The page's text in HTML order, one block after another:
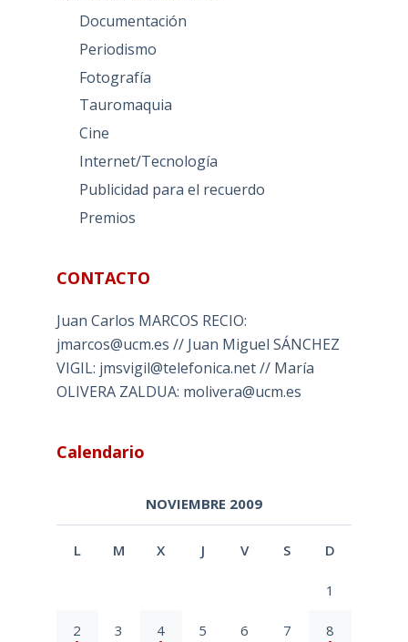
Documentación
Periodismo
Fotografía
Tauromaquia
Cine
Internet/Tecnología
Publicidad para el recuerdo
Premios
CONTACTO
Juan Carlos MARCOS RECIO:
jmarcos@ucm.es // Juan Miguel SÁNCHEZ
VIGIL: jmsvigil@telefonica.net // María
OLIVERA ZALDUA: molivera@ucm.es
Calendario
NOVIEMBRE 2009
L M X J V S D
1
2 3 4 5 6 7 8